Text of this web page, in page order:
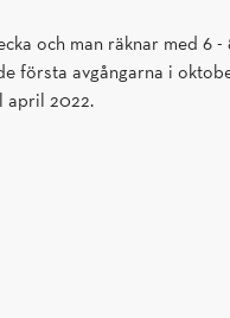
och man räknar med
första avgångarna i
april 2022.